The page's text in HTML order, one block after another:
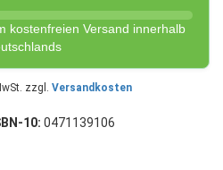
kostenfreien Versand innerhalb
zzgl. Versandkosten
10: 0471139106